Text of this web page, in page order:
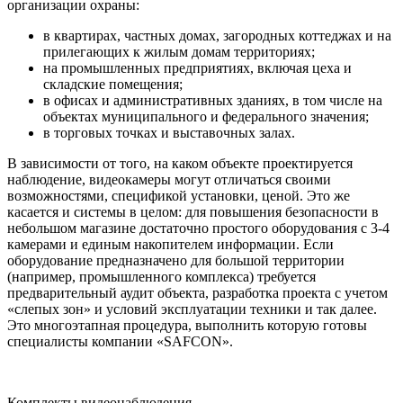
организации охраны:
в квартирах, частных домах, загородных коттеджах и на
прилегающих к жилым домам территориях;
на промышленных предприятиях, включая цеха и
складские помещения;
в офисах и административных зданиях, в том числе на
объектах муниципального и федерального значения;
в торговых точках и выставочных залах.
В зависимости от того, на каком объекте проектируется
наблюдение, видеокамеры могут отличаться своими
возможностями, спецификой установки, ценой. Это же
касается и системы в целом: для повышения безопасности в
небольшом магазине достаточно простого оборудования с 3-4
камерами и единым накопителем информации. Если
оборудование предназначено для большой территории
(например, промышленного комплекса) требуется
предварительный аудит объекта, разработка проекта с учетом
«слепых зон» и условий эксплуатации техники и так далее.
Это многоэтапная процедура, выполнить которую готовы
специалисты компании «SAFCON».